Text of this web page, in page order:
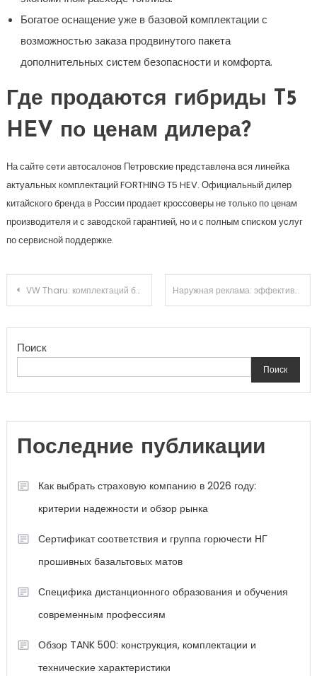
Богатое оснащение уже в базовой комплектации с
возможностью заказа продвинутого пакета
дополнительных систем безопасности и комфорта.
Где продаются гибриды T5
HEV по ценам дилера?
На сайте сети автосалонов Петровские представлена вся линейка
актуальных комплектаций FORTHING T5 HEV. Официальный дилер
китайского бренда в России продает кроссоверы не только по ценам
производителя и с заводской гарантией, но и с полным списком услуг
по сервисной поддержке.
Навигация
записям
VW Tharu: комплектаций больше, чем у Skoda Karoq, цены – выше. Оба кросса пропишутся в России Наружная реклама: эффективный инструмент продвижения бизнеса
Поиск
Поиск
Последние публикации
Как выбрать страховую компанию в 2026 году:
критерии надежности и обзор рынка
Сертификат соответствия и группа горючести НГ
прошивных базальтовых матов
Специфика дистанционного образования и обучения
современным профессиям
Обзор TANK 500: конструкция, комплектации и
технические характеристики